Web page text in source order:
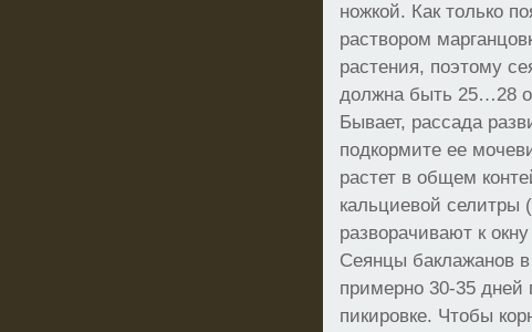
ножкой. Как только
раствором
растения, поэтому
должна быть 25…28
Бывает, рассада
подкормите ее
растет в общем
кальциевой селитры
разворачивают к
Сеянцы баклажанов
примерно 30-35 дней
пикировке. Чтобы